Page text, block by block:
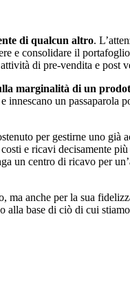
di qualcun altro.
e consolidare il
di pre-vendita e post
marginalità di un
un passaparola
per gestirne uno già
e ricavi decisamente più
un centro di ricavo per
ma anche per la sua
alla base di ciò di cui